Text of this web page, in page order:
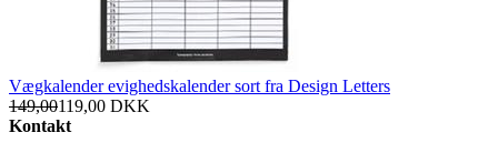
Vægkalender evighedskalender sort fra Design Letters
149,00119,00 DKK
Kontakt